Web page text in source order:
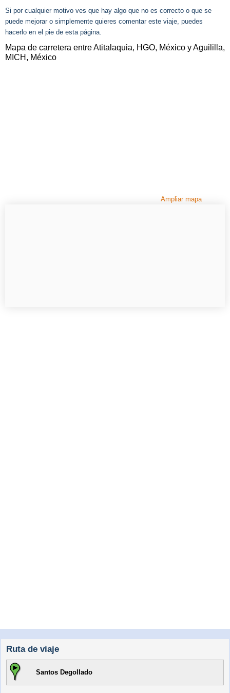
Si por cualquier motivo ves que hay algo que no es correcto o que se
puede mejorar o simplemente quieres comentar este viaje, puedes
hacerlo en el pie de esta página.
Mapa de carretera entre Atitalaquia, HGO, México y Aguililla,
MICH, México
Ampliar mapa
Ruta de viaje
Santos Degollado